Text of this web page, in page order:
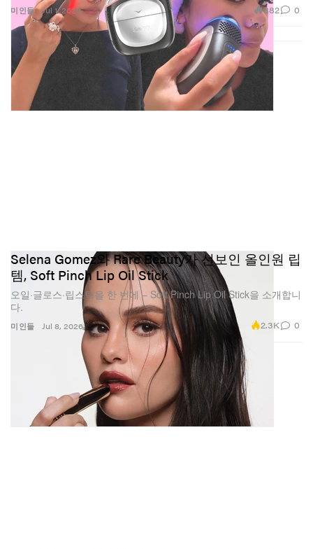
운 사용 경험을 위한 패키징 현대화 등은 모두 그 일환이
다. 우리는 커뮤니티와 함께 성장해 왔지만, 밀크 스튜디
오와 뉴욕 시티의 크리에이티브 에너지는 여전히 우리가
하는 모든 일의 중심에 자리하고 있다.
‘클린 걸 메이크업(Clean Girl
좋다는 사실을 상기시키기 위함이다. 당신이 ‘클린’한 룩
을 선호하든, 대담한 그래픽 아이를 즐기든, 결국 중요한
것은 나만의 방식을 자유롭게 즐길 수 있느냐다.
용량 축소 이슈와 커뮤니티 피드백에
우리 커뮤니티는 놀라울 만큼 열정적이며, 이는 사람들
이 우리가 만드는 것에 진심으로 애정을 가지고 있다는
미인들 Jul 1, 2026 882 0
미인들
Selena Gomez와 Rare Beauty가 선보인 올인원 립
템, Soft Pinch Lip Oil Stick
오일·글로스·립스틱을 한 번에 – Soft Pinch Lip Oil Stick을 소개합니
다.
Jul 8, 2026 2.3K 0